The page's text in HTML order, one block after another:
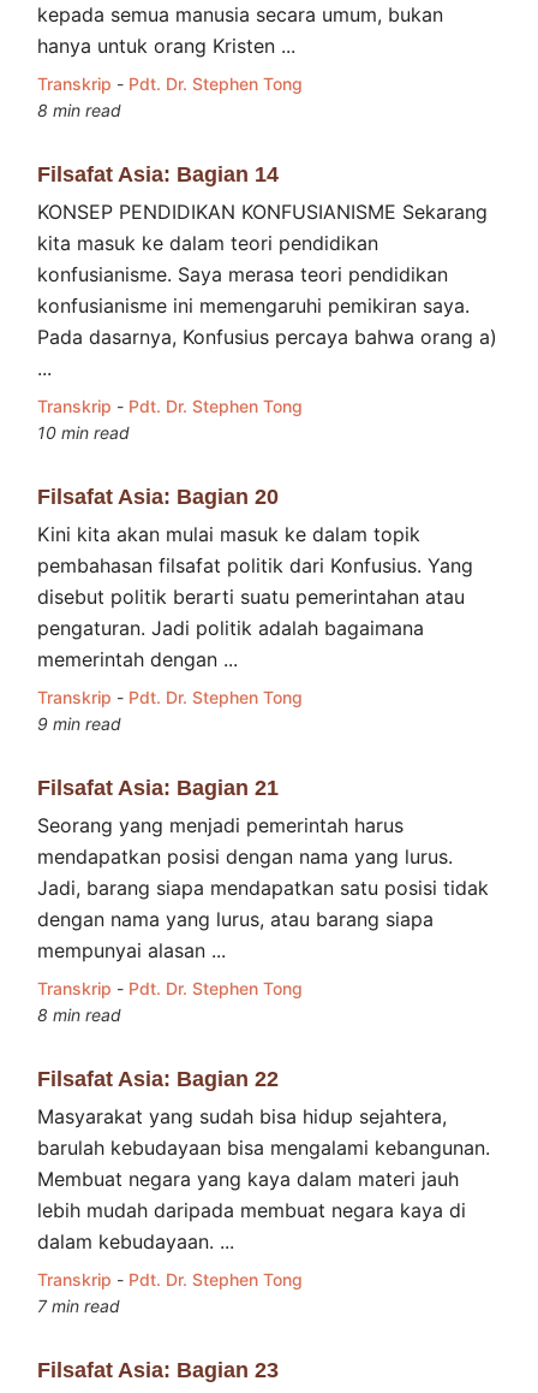
kepada semua manusia secara umum, bukan
hanya untuk orang Kristen ...
Transkrip - Pdt. Dr. Stephen Tong
8 min read
Filsafat Asia: Bagian 14
KONSEP PENDIDIKAN KONFUSIANISME Sekarang
kita masuk ke dalam teori pendidikan
konfusianisme. Saya merasa teori pendidikan
konfusianisme ini memengaruhi pemikiran saya.
Pada dasarnya, Konfusius percaya bahwa orang a)
...
Transkrip - Pdt. Dr. Stephen Tong
10 min read
Filsafat Asia: Bagian 20
Kini kita akan mulai masuk ke dalam topik
pembahasan filsafat politik dari Konfusius. Yang
disebut politik berarti suatu pemerintahan atau
pengaturan. Jadi politik adalah bagaimana
memerintah dengan ...
Transkrip - Pdt. Dr. Stephen Tong
9 min read
Filsafat Asia: Bagian 21
Seorang yang menjadi pemerintah harus
mendapatkan posisi dengan nama yang lurus.
Jadi, barang siapa mendapatkan satu posisi tidak
dengan nama yang lurus, atau barang siapa
mempunyai alasan ...
Transkrip - Pdt. Dr. Stephen Tong
8 min read
Filsafat Asia: Bagian 22
Masyarakat yang sudah bisa hidup sejahtera,
barulah kebudayaan bisa mengalami kebangunan.
Membuat negara yang kaya dalam materi jauh
lebih mudah daripada membuat negara kaya di
dalam kebudayaan. ...
Transkrip - Pdt. Dr. Stephen Tong
7 min read
Filsafat Asia: Bagian 23